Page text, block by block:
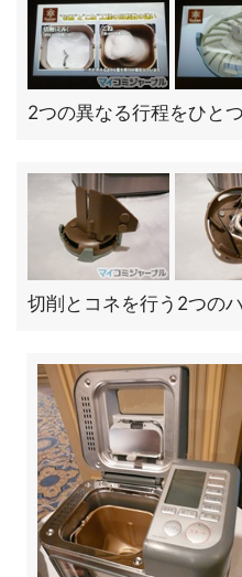
2つの異なる行程をひと
切削とコネを行う2つの